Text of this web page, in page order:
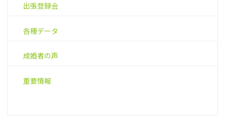
出張登録会
各種データ
成婚者の声
重要情報